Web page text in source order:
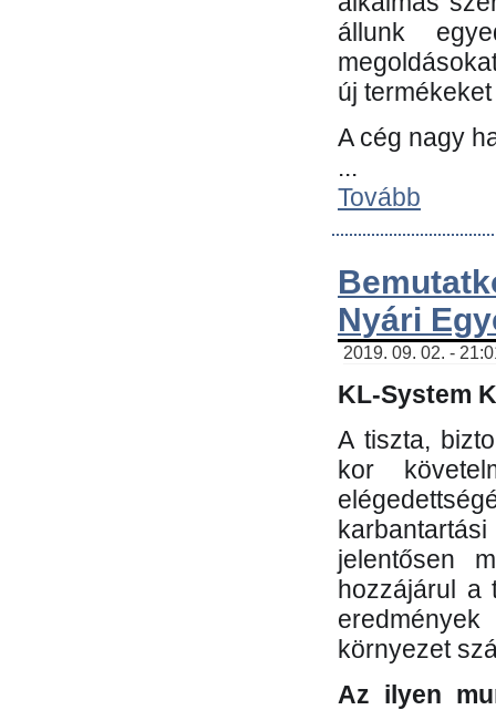
állunk
új
A cég nagy
...
Tovább
Nyári
2019. 09. 02. -
KL-System
A tiszta,
kor
jelentősen
hozzájárul a
környezet
Az ilyen